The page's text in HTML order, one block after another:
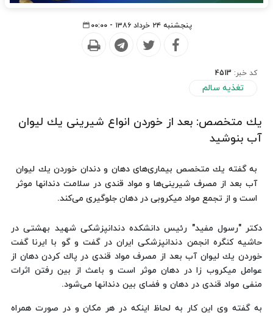
پنجشنبه ۲۴ خرداد ۱۳۸۶ - ۰۰:۰۰
کد خبر: 4513
تغذیه سالم
یك متخصص: بعد از خوردن انواع شیرینی یك لیوان
آب بنوشید
به گفته یك متخصص بیماری‌های دهان و دندان خوردن یك لیوان
آب بعد از مصرف شیرینی‌ها و مواد قندی در سلامت دندانها موثر
است و از تجمع مواد میكروبی در دهان جلوگیری می‌كند.
دكتر "رسول مفید" رئیس دانشكده دندانپزشكی شهید بهشتی در
حاشیه كنگره انجمن دندانپزشكی ایران در گفت و گو با ایرنا گفت
خوردن یك لیوان آب بعد از مصرف مواد قندی در پاك كردن دهان از
عوامل میكروب زا در دهان موثر است و باعث از بین رفتن اثرات
منفی مواد قندی در دهان و فضای بین دندانها می‌شود.
به گفته وی این كار به لحاظ اینكه در هر مكان و در صورت همراه